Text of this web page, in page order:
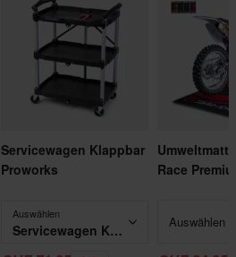
Servicewagen Klappbar
Proworks
Auswählen
Servicewagen Klappbar Proworks
Race
Auswählen -